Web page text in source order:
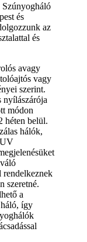
és
az
és
avagy
vagy
szerint.
nyílászárója
módon
héten belül.
hálók,
UV
rendelkeznek
szeretné.
a
így